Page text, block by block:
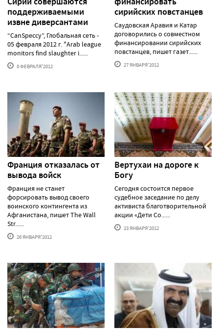
поддерживаемыми
извне диверсантами
“CanSpeccy”, Глобальная сеть -
05 февраля 2012 г. "Arab league
monitors find slaughter i......
8 ФЕВРАЛЯ'2012
сирийских повстанцев
Саудовская Аравия и Катар
договорились о совместном
финансировании сирийских
повстанцев, пишет газет......
27 ЯНВАРЯ'2012
Франция отказалась от
вывода войск
Франция не станет
форсировать вывод своего
воинского контингента из
Афганистана, пишет The Wall
Str......
26 ЯНВАРЯ'2012
Вертухаи на дороге к
Богу
Сегодня состоится первое
судебное заседание по делу
активиста благотворительной
акции «Дети Со......
23 ЯНВАРЯ'2012